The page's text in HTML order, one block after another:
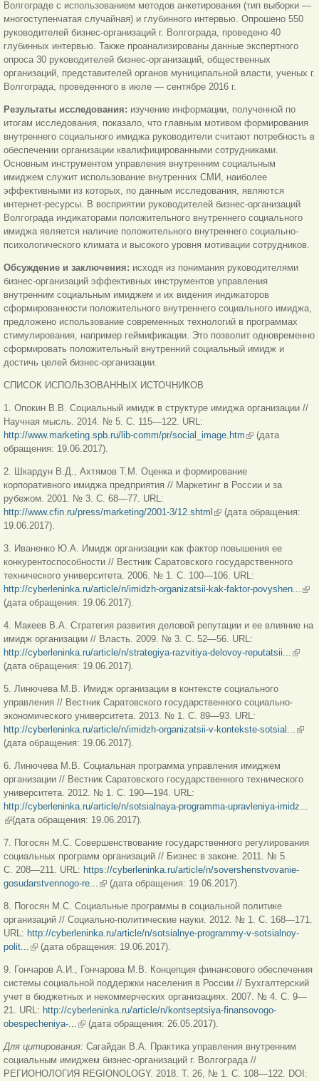
Волгограде с использованием методов анкетирования (тип выборки —
многоступенчатая случайная) и глубинного интервью. Опрошено 550
руководителей бизнес-организаций г. Волгограда, проведено 40
глубинных интервью. Также проанализированы данные экспертного
опроса 30 руководителей бизнес-организаций, общественных
организаций, представителей органов муниципальной власти, ученых г.
Волгограда, проведенного в июле — сентябре 2016 г.
Результаты исследования: изучение информации, полученной по
итогам исследования, показало, что главным мотивом формирования
внутреннего социального имиджа руководители считают потребность в
обеспечении организации квалифицированными сотрудниками.
Основным инструментом управления внутренним социальным
имиджем служит использование внутренних СМИ, наиболее
эффективными из которых, по данным исследования, являются
интернет-ресурсы. В восприятии руководителей бизнес-организаций
Волгограда индикаторами положительного внутреннего социального
имиджа является наличие положительного внутреннего социально-
психологического климата и высокого уровня мотивации сотрудников.
Обсуждение и заключения: исходя из понимания руководителями
бизнес-организаций эффективных инструментов управления
внутренним социальным имиджем и их видения индикаторов
сформированности положительного внутреннего социального имиджа,
предложено использование современных технологий в программах
стимулирования, например геймификации. Это позволит одновременно
сформировать положительный внутренний социальный имидж и
достичь целей бизнес-организации.
СПИСОК ИСПОЛЬЗОВАННЫХ ИСТОЧНИКОВ
1. Опокин В.В. Социальный имидж в структуре имиджа организации //
Научная мысль. 2014. № 5. С. 115—122. URL:
http://www.marketing.spb.ru/lib-comm/pr/social_image.htm (внешняя
(дата
обращения: 19.06.2017).
2. Шкардун В.Д., Ахтямов Т.М. Оценка и формирование
корпоративного имиджа предприятия // Маркетинг в России и за
рубежом. 2001. № 3. С. 68—77. URL:
http://www.cfin.ru/press/marketing/2001-3/12.shtml (внешняя ссылка)
(дата обращения:
19.06.2017).
3. Иваненко Ю.А. Имидж организации как фактор повышения ее
конкурентоспособности // Вестник Саратовского государственного
технического университета. 2006. № 1. С. 100—106. URL:
http://cyberleninka.ru/article/n/imidzh-organizatsii-kak-faktor-povyshen...
(дата обращения: 19.06.2017).
4. Макеев В.А. Стратегия развития деловой репутации и ее влияние на
имидж организации // Власть. 2009. № 3. С. 52—56. URL:
http://cyberleninka.ru/article/n/strategiya-razvitiya-delovoy-reputatsii...
(дата обращения: 19.06.2017).
5. Линючева М.В. Имидж организации в контексте социального
управления // Вестник Саратовского государственного социально-
экономического университета. 2013. № 1. С. 89—93. URL:
http://cyberleninka.ru/article/n/imidzh-organizatsii-v-kontekste-sotsial...
(дата обращения: 19.06.2017).
6. Линючева М.В. Социальная программа управления имиджем
организации // Вестник Саратовского государственного технического
университета. 2012. № 1. С. 190—194. URL:
http://cyberleninka.ru/article/n/sotsialnaya-programma-upravleniya-imidz...
(внешняя ссылка)
(дата обращения: 19.06.2017).
7. Погосян М.С. Совершенствование государственного регулирования
социальных программ организаций // Бизнес в законе. 2011. № 5.
С. 208—211. URL: https://cyberleninka.ru/article/n/sovershenstvovanie-
gosudarstvennogo-re... (внешняя ссылка)
(дата обращения: 19.06.2017).
8. Погосян М.С. Социальные программы в социальной политике
организаций // Социально-политические науки. 2012. № 1. С. 168—171.
URL: http://cyberleninka.ru/article/n/sotsialnye-programmy-v-sotsialnoy-
polit... (внешняя ссылка)
(дата обращения: 19.06.2017).
9. Гончаров А.И., Гончарова М.В. Концепция финансового обеспечения
системы социальной поддержки населения в России // Бухгалтерский
учет в бюджетных и некоммерческих организациях. 2007. № 4. С. 9—
21. URL: http://cyberleninka.ru/article/n/kontseptsiya-finansovogo-
obespecheniya-... (внешняя ссылка)
(дата обращения: 26.05.2017).
Для цитирования: Сагайдак В.А. Практика управления внутренним
социальным имиджем бизнес-организаций г. Волгограда //
РЕГИОНОЛОГИЯ REGIONOLOGY. 2018. Т. 26, № 1. С. 108—122. DOI: